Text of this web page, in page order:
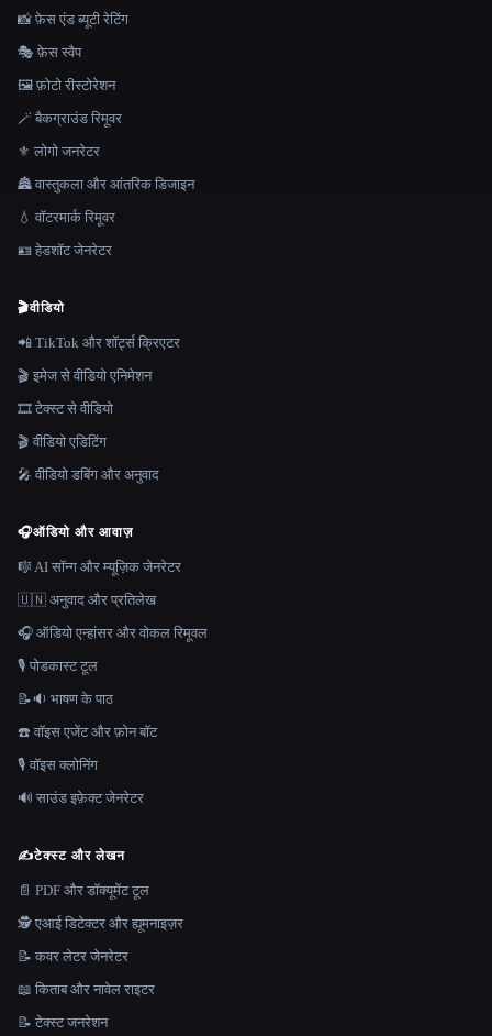
📸 फ़ेस एंड ब्यूटी रेटिंग
🎭 फ़ेस स्वैप
🖼️ फ़ोटो रीस्टोरेशन
🪄 बैकग्राउंड रिमूवर
⚜️ लोगो जनरेटर
🏯 वास्तुकला और आंतरिक डिजाइन
💧 वॉटरमार्क रिमूवर
🪪 हेडशॉट जेनरेटर
🎬वीडियो
📲 TikTok और शॉर्ट्स क्रिएटर
🎬 इमेज से वीडियो एनिमेशन
🎞️ टेक्स्ट से वीडियो
🎬 वीडियो एडिटिंग
🎤 वीडियो डबिंग और अनुवाद
🎧ऑडियो और आवाज़
🎼 AI सॉन्ग और म्यूज़िक जेनरेटर
🇺🇳 अनुवाद और प्रतिलेख
🎧 ऑडियो एन्हांसर और वोकल रिमूवल
🎙️ पोडकास्ट टूल
📝🔉 भाषण के पाठ
☎️ वॉइस एजेंट और फ़ोन बॉट
🎙️ वॉइस क्लोनिंग
🔊 साउंड इफ़ेक्ट जेनरेटर
✍️टेक्स्ट और लेखन
📄 PDF और डॉक्यूमेंट टूल
🕵️ एआई डिटेक्टर और ह्यूमनाइज़र
📝 कवर लेटर जेनरेटर
📖 किताब और नावेल राइटर
📝 टेक्स्ट जनरेशन